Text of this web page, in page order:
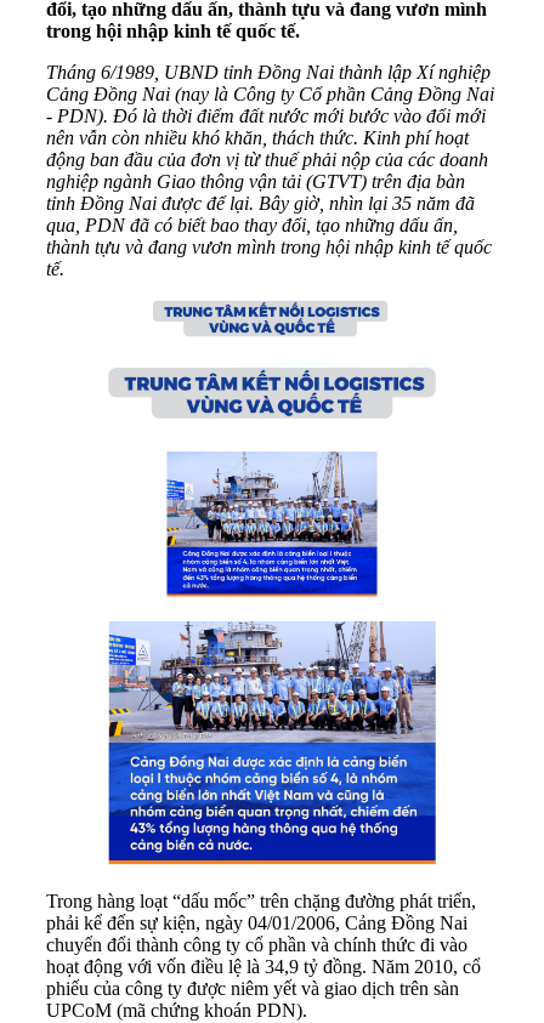
đổi, tạo những dấu ấn, thành tựu và đang vươn mình
trong hội nhập kinh tế quốc tế.
Tháng 6/1989, UBND tỉnh Đồng Nai thành lập Xí nghiệp
Cảng Đồng Nai (nay là Công ty Cổ phần Cảng Đồng Nai
- PDN). Đó là thời điểm đất nước mới bước vào đổi mới
nên vẫn còn nhiều khó khăn, thách thức. Kinh phí hoạt
động ban đầu của đơn vị từ thuế phải nộp của các doanh
nghiệp ngành Giao thông vận tải (GTVT) trên địa bàn
tỉnh Đồng Nai được để lại. Bây giờ, nhìn lại 35 năm đã
qua, PDN đã có biết bao thay đổi, tạo những dấu ấn,
thành tựu và đang vươn mình trong hội nhập kinh tế quốc
tế.
Trong hàng loạt “dấu mốc” trên chặng đường phát triển,
phải kể đến sự kiện, ngày 04/01/2006, Cảng Đồng Nai
chuyển đổi thành công ty cổ phần và chính thức đi vào
hoạt động với vốn điều lệ là 34,9 tỷ đồng. Năm 2010, cổ
phiếu của công ty được niêm yết và giao dịch trên sàn
UPCoM (mã chứng khoán PDN).